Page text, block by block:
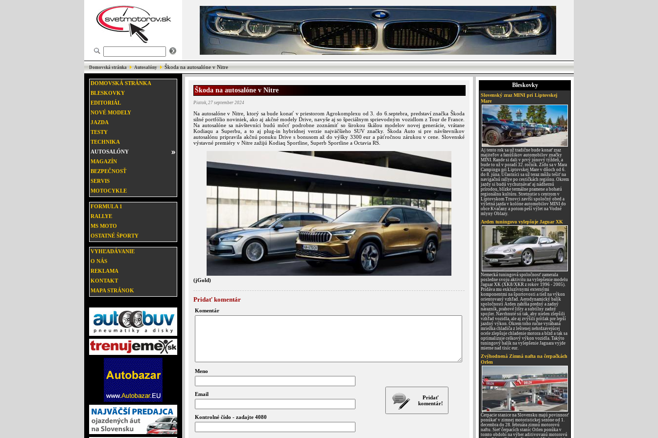
Domovská stránka Autosalóny Škoda na autosalóne v Nitre
DOMOVSKÁ STRÁNKA
BLESKOVKY
EDITORIÁL
NOVÉ MODELY
JAZDA
TESTY
TECHNIKA
AUTOSALÓNY
MAGAZÍN
BEZPEČNOSŤ
SERVIS
MOTOCYKLE
FORMULA 1
RALLYE
MS MOTO
OSTATNÉ ŠPORTY
VYHĽADÁVANIE
O NÁS
REKLAMA
KONTAKT
MAPA STRÁNOK
Škoda na autosalóne v Nitre
Piatok, 27 september 2024
Na autosalóne v Nitre, ktorý sa bude konať v priestorom Agrokomplexu od 3. do 6.septebra, predstaví značka Škoda
silné portfólio noviniek, ako aj akčné modely Drive, navyše aj so špeciálnym sprievodným vozidlom z Tour de France.
Na autosalóne sa návštevníci budú môcť podrobne zoznámiť so širokou škálou modelov novej generácie, vrátane
Kodiaqu a Superbu, a to aj plug-in hybridnej verzie najväčšieho SUV značky. Škoda Auto si pre návštevníkov
autosalónu pripravila akčnú ponuku Drive s bonusom až do výšky 3300 eur a päťročnou zárukou v cene. Slovenské
výstavné premiéry v Nitre zažijú Kodiaq Sportline, Superb Sportline a Octavia RS.
(jGold)
Pridať komentár
Komentár
Meno
Pridať
komentár!
Email
Kontrolné číslo - zadajte 4080
Bleskovky
Slovenský zraz MINI pri Liptovskej
Mare
Aj tento rok sa už tradične bude konať zraz
majiteľov a fanúšikov automobilov značky
MINI. Rande si dali v prvý júnový týždeň, a
bude to už v poradí 32. ročník. Zídu sa v Mara
Campingu pri Liptovskej Mare v dňoch od 6.
do 8. júna. Účastníci sa už teraz môžu tešiť na
navigačnú rallye po cestičkách regiónu. Okrem
jazdy si budú vychutnávať aj nádhernú
prírodou, blízke termálne pramene a bohatú
regionálnu kultúru. Stretnutie s centrom v
Liptovskom Trnovci zavŕši spoločný obed a
výletná jazda v kolóne automobilov MINI do
obce Kvačany a potom peší výlet na Vodné
mlyny Oblazy.
Arden tuningovo vylepšuje Jaguar XK
Nemecká tuningová spoločnosť zamerala
posledne svoju aktivitu na vylepšenie modelu
Jaguar XK (XK8/XKR z rokov 1996 - 2005).
Pridáva mu exkluzívnymi externými
komponentmi na športovosti a tiež na výkon
orientovaný vzhľad. Aerodynamický balík
spoločnosti Arden zahŕňa predný a zadný
nárazník, prahové lišty a subtílny zadný
spojler. Navrhnuté sú tak, aby nielen zlepšili
vzhľad vozidla, ale aj zvýšili prítlak pre lepší
jazdný výkon. Okrem toho ručne vyrábaná
mriežka chladiča z leštenej nehrdzavejúcej
ocele zlepšuje chladenie motora a bŕzd a tak sa
optimalizuje celkový výkon vozidla. Takýto
tuningový balík na vylepšenie Jaguara vyjde
mierne nad tisíc eur.
Zvýhodnená Zimná nafta na čerpačkách
Orlen
Čerpacie stanice na Slovensku majú povinnosť
ponúkať v zimnej motoristickej sezóne od 1.
decembra do 28. februára zimnú motorovú
naftu. Sieť čerpacích staníc Orlen ponúka v
tomto období na výber aditivovanú motorovú